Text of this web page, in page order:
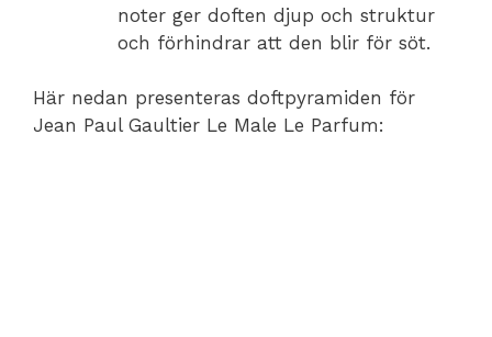
noter ger doften djup och struktur
och förhindrar att den blir för söt.
Här nedan presenteras doftpyramiden för
Jean Paul Gaultier Le Male Le Parfum: